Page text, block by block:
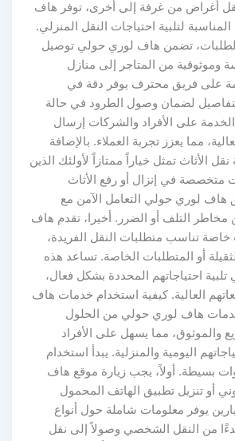
أغراض من غرفة إلى أخرى، توفر هاف
لتلبية احتياجات النقل المنزلي.
تضمن هاف لوري حولي توصيل
وموثوقية من المتاجر إلى منازل
على فريق محترف يوفر دقة في
لضمان وصول الطرود في حالة
على الأفراد والشركات إرسال
مما يعزز تجربة العملاء. بالإضافة
الأثاث تمثل خياراً ممتازاً لأولئك الذين
متخصصة في إنزال أو رفع الأثاث
هاف لوري حولي التعامل الآمن مع
مخاطر التلف أو الضرر. أخيرا، تقدم هاف
تناسب متطلبات النقل الفريدة،
أو المتطلبات الخاصة. تساعد هذه
تلبية احتياجاتهم المحددة بشكل فعال،
العالية. كيفية استخدام خدمات هاف
هاف لوري حولي من الحلول
والموثوق، مما يسهل على الأفراد
اليومية والمنزلية. يبدأ استخدام
بسيطة. أولاً، يجب زيارة موقع هاف
أو تنزيل تطبيق الهاتف المحمول
يوفر معلومات شاملة حول أنواع
بدءًا من النقل الشخصي وصولاً إلى نقل